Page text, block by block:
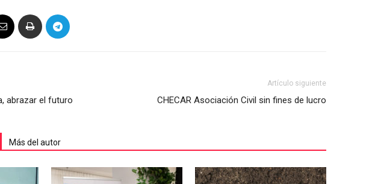
abrazar el futuro
Artículo siguiente
CHECAR Asociación Civil sin fines de lucro
Más del autor